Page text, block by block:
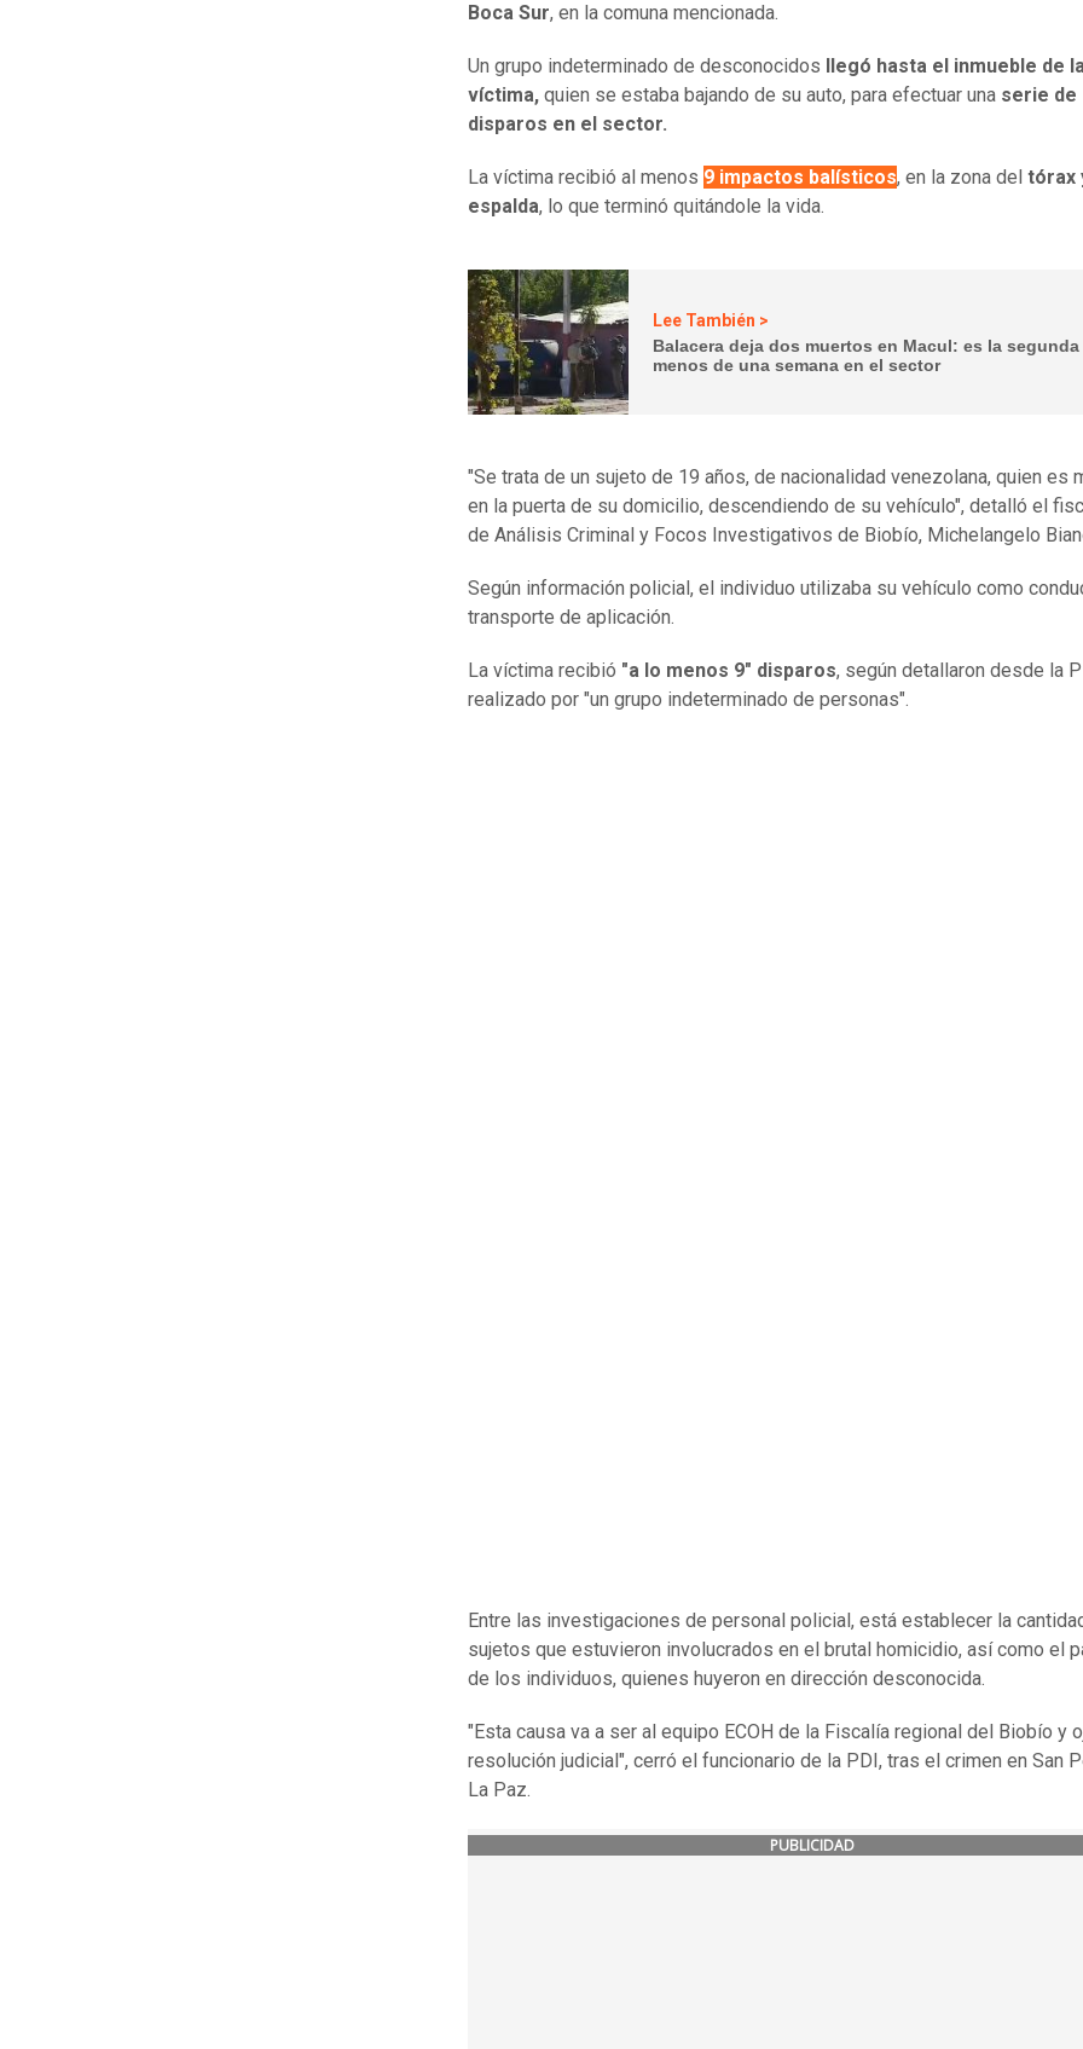
Boca Sur, en la comuna mencionada.
Un grupo indeterminado de desconocidos
llegó hasta el inmueble de
víctima, quien se estaba bajando de su auto, para efectuar una serie de
disparos en el sector.
La víctima recibió al menos 9 impactos balísticos, en la zona del tórax
espalda, lo que terminó quitándole la vida.
Lee También >
Balacera deja dos muertos en Macul: es la segunda
menos de una semana en el sector
"Se trata de un sujeto de 19 años, de nacionalidad venezolana, quien es
en la puerta de su domicilio, descendiendo de su vehículo", detalló el
de Análisis Criminal y Focos Investigativos de Biobío, Michelangelo
Según información policial, el individuo utilizaba su vehículo como
transporte de aplicación.
La víctima recibió "a lo menos 9" disparos, según detallaron desde la
realizado por "un grupo indeterminado de personas".
Entre las investigaciones de personal policial, está establecer la
sujetos que estuvieron involucrados en el brutal homicidio, así como el
de los individuos, quienes huyeron en dirección desconocida.
"Esta causa va a ser al equipo ECOH de la Fiscalía regional del Biobío y
resolución judicial", cerró el funcionario de la PDI, tras el crimen en San
La Paz.
PUBLICIDAD